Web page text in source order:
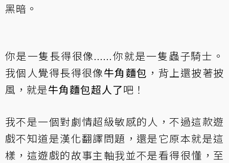
黑暗。
你是一隻長得很像......你就是一隻蟲子騎士。
我個人覺得長得很像牛角麵包 ，背上還披著披
風，就是牛角麵包超人了吧！
我不是一個對劇情超級敏感的人，不過這款遊
戲不知道是漢化翻譯問題，還是它原本就是這
樣，這遊戲的故事主軸我並不是看得很懂，至